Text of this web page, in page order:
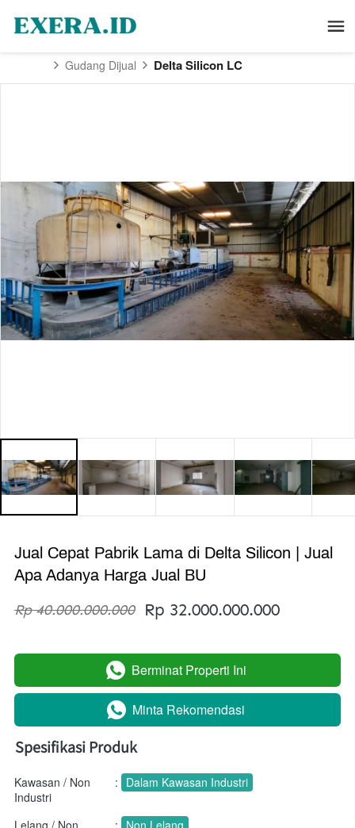
Gudang Dijual Delta Silicon LC
Jual Cepat Pabrik Lama di Delta Silicon | Jual
Apa Adanya Harga Jual BU
Rp 40.000.000.000
Rp 32.000.000.000
` Berminat Properti Ini
` Minta Rekomendasi
Spesifikasi Produk
Kawasan / Non
Industri
: Dalam Kawasan Industri